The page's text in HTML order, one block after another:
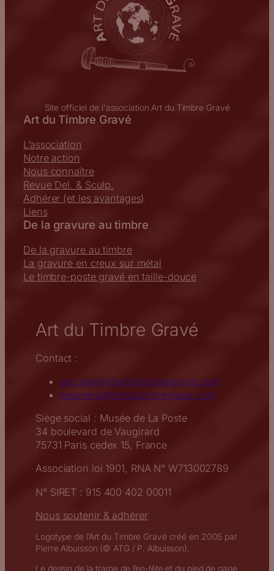
Site officiel de l'association Art du Timbre Gravé
Art du Timbre Gravé
L’association
Notre action
Nous connaître
Revue Del. & Sculp.
Adhérer (et les avantages)
Liens
De la gravure au timbre
De la gravure au timbre
La gravure en creux sur métal
Le timbre-poste gravé en taille-douce
Art du Timbre Gravé
Contact :
secretariat@artdutimbregrave.com
tresorerie@artdutimbregrave.com
Siège social : Musée de La Poste
34 boulevard de Vaugirard
75731 Paris cedex 15, France
Association loi 1901, RNA N° W713002789
N° SIRET : 915 400 402 00011
Nous soutenir & adhérer
Logotype de l’Art du Timbre Gravé créé en 2005 par
Pierre Albuisson (© ATG / P. Albuisson).
Le dessin de la trame de l’en-tête et du pied de page